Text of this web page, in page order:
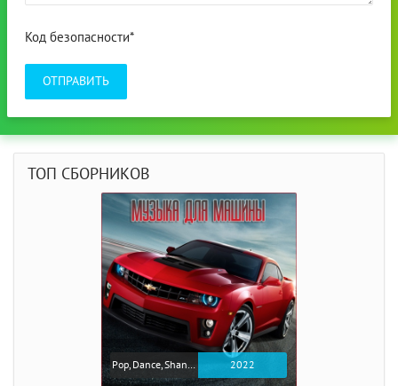
Код безопасности*
ОТПРАВИТЬ
ТОП СБОРНИКОВ
2022